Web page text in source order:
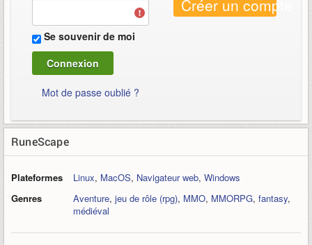
Se souvenir de moi
Mot de passe oublié ?
Créer un compte
RuneScape
Plateformes Linux, MacOS, Navigateur web, Windows
Genres
Aventure, jeu de rôle (rpg), MMO, MMORPG, fantasy,
médiéval